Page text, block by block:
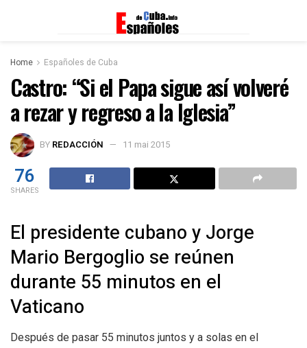
Home Españoles de Cuba
Castro: “Si el Papa sigue así volveré
a rezar y regreso a la Iglesia”
BY REDACCIÓN 11 mai 2015
76
SHARES
El presidente cubano y Jorge
Mario Bergoglio se reúnen
durante 55 minutos en el
Vaticano
Después de pasar 55 minutos juntos y a solas en el